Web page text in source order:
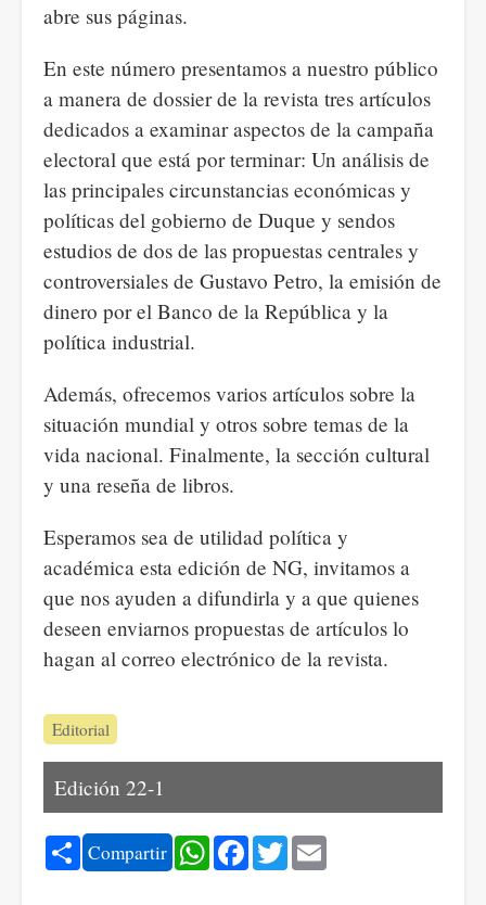
abre sus páginas.
En este número presentamos a nuestro público
a manera de dossier de la revista tres artículos
dedicados a examinar aspectos de la campaña
electoral que está por terminar: Un análisis de
las principales circunstancias económicas y
políticas del gobierno de Duque y sendos
estudios de dos de las propuestas centrales y
controversiales de Gustavo Petro, la emisión de
dinero por el Banco de la República y la
política industrial.
Además, ofrecemos varios artículos sobre la
situación mundial y otros sobre temas de la
vida nacional. Finalmente, la sección cultural
y una reseña de libros.
Esperamos sea de utilidad política y
académica esta edición de NG, invitamos a
que nos ayuden a difundirla y a que quienes
deseen enviarnos propuestas de artículos lo
hagan al correo electrónico de la revista.
Editorial
Edición 22-1
Share
Compartir WhatsApp
Facebook
Twitter